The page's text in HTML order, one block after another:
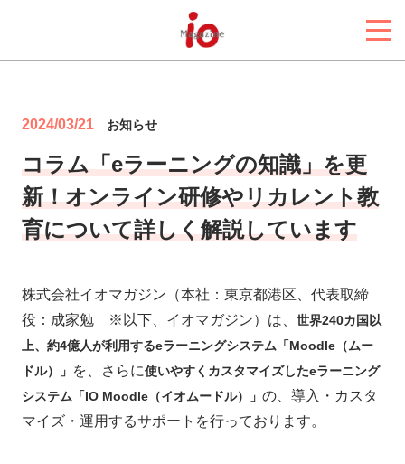
2024/03/21 お知らせ
コラム「eラーニングの知識」を更
新！オンライン研修やリカレント教
育について詳しく解説しています
株式会社イオマガジン（本社：東京都港区、代表取締
役：成家勉 ※以下、イオマガジン）は、 世界240カ国以
上、約4億人が利用するeラーニングシステム「Moodle（ムー
ドル）」 を、さらに使いやすくカスタマイズしたeラーニング
システム「IO Moodle（イオムードル）」 の、導入・カスタ
マイズ・運用するサポートを行っております。